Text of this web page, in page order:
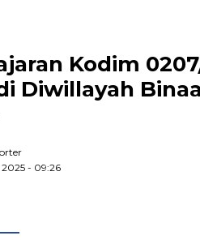
Kodim
Diwillayah
2025 - 09:26